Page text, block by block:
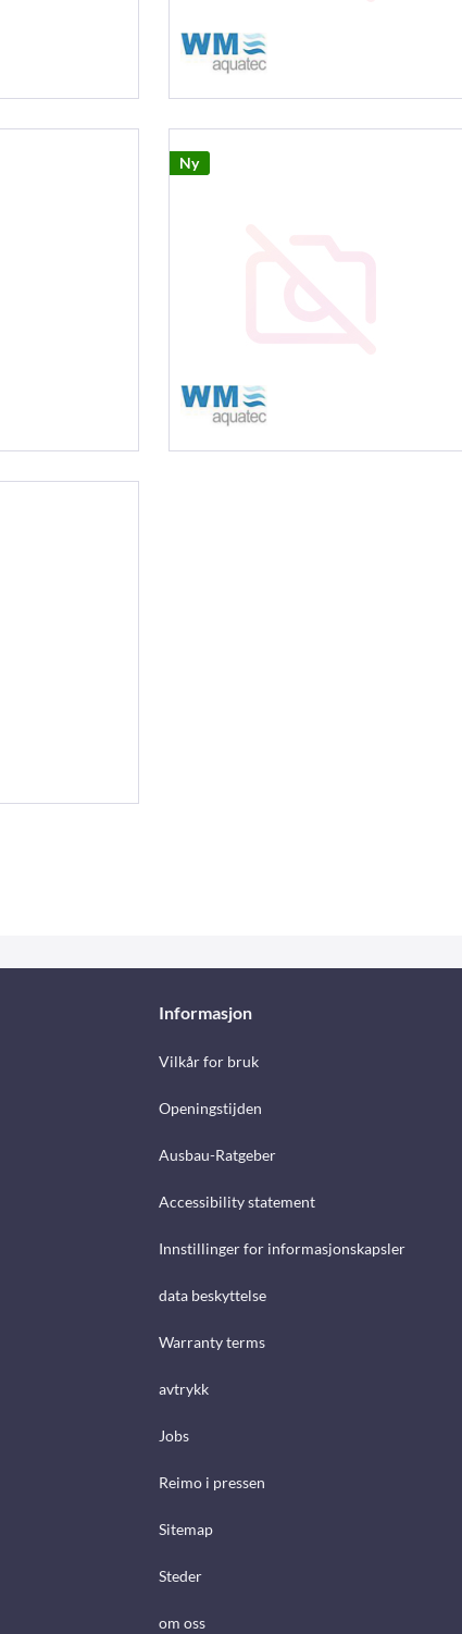
Ny
Informasjon
Vilkår for bruk
Openingstijden
Ausbau-Ratgeber
Accessibility statement
Innstillinger for informasjonskapsler
data beskyttelse
Warranty terms
avtrykk
Jobs
Reimo i pressen
Sitemap
Steder
om oss